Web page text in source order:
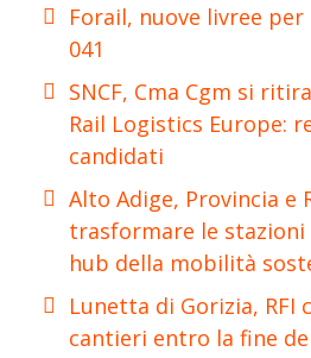
Forail, nuove livree per
041
SNCF, Cma Cgm si
Rail Logistics Europe:
candidati
Alto Adige, Provincia e
trasformare le
hub della mobilità
Lunetta di Gorizia, RFI
cantieri entro la fine